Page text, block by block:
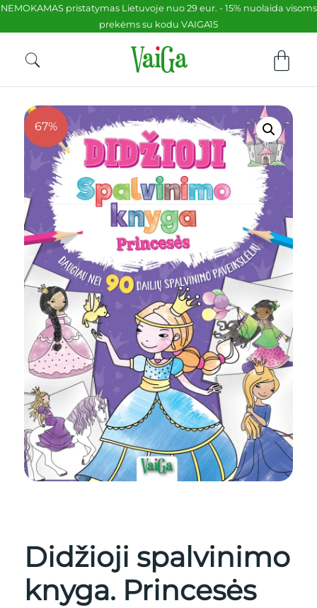
NEMOKAMAS pristatymas Lietuvoje nuo 29 eur. - 15% nuolaida visoms
prekėms su kodu VAIGA15
67%
Didžioji spalvinimo
knyga. Princesės